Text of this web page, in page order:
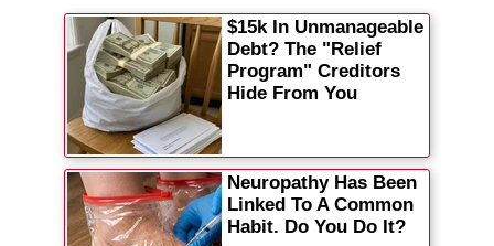
Відео з Youtube Статті
Інтерв'ю Думки
Архів
Контакти